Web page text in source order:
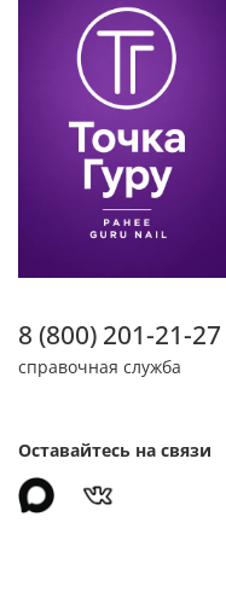
8 (800) 201-21-27
справочная служба
Оставайтесь на связи